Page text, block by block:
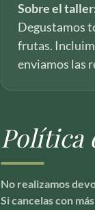
Sobre el
Degustamos
frutas.
enviamos las
Política
No realizamos
Si cancelas con